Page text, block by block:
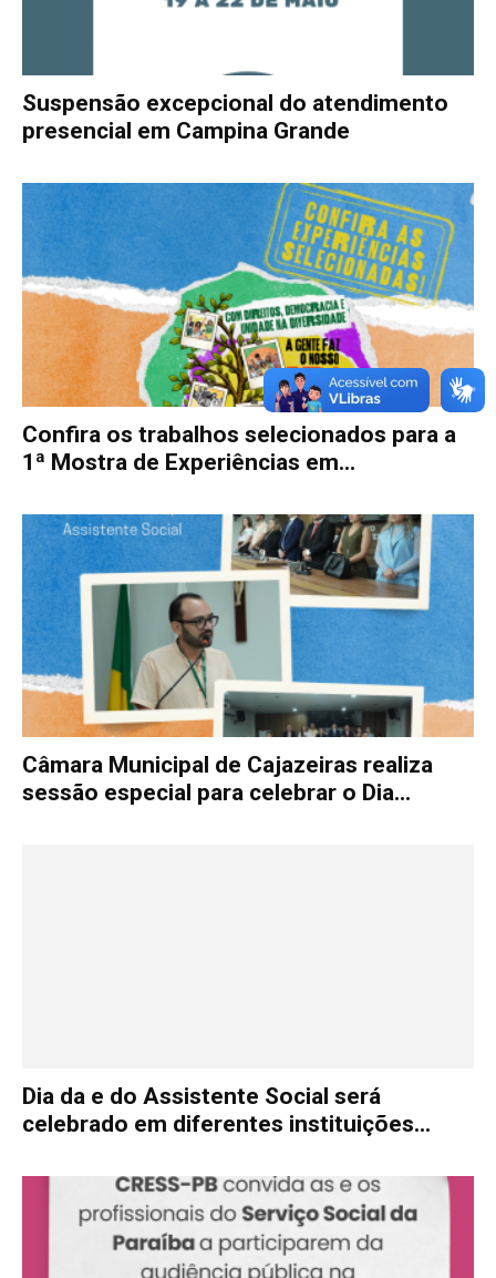
Suspensão excepcional do atendimento
presencial em Campina Grande
Confira os trabalhos selecionados para a
1ª Mostra de Experiências em...
Câmara Municipal de Cajazeiras realiza
sessão especial para celebrar o Dia...
Dia da e do Assistente Social será
celebrado em diferentes instituições...